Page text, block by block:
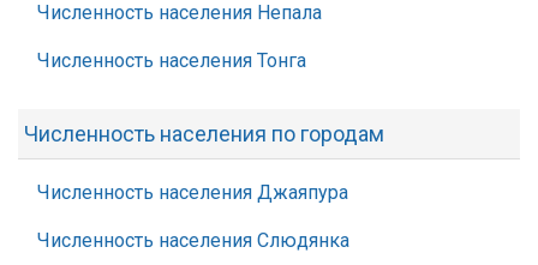
Численность населения Непала
Численность населения Тонга
Численность населения по городам
Численность населения Джаяпура
Численность населения Слюдянка